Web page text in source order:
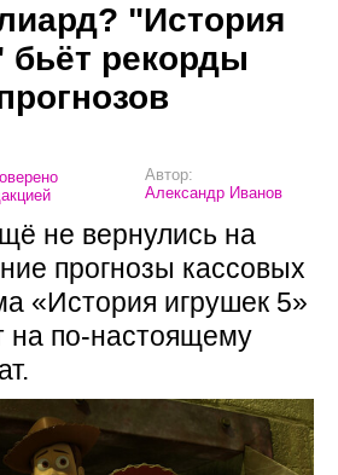
"История
бьёт рекорды
Автор:
Александр Иванов
не вернулись на
прогнозы кассовых
«История игрушек 5»
на по-настоящему